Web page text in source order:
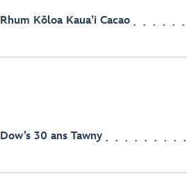
Rhum Kōloa Kaua’i Cacao
Dow’s 30 ans Tawny